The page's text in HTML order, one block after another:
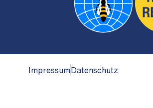
Impressum Datenschutz